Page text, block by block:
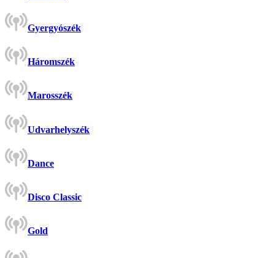
Gyergyószék
Háromszék
Marosszék
Udvarhelyszék
Dance
Disco Classic
Gold